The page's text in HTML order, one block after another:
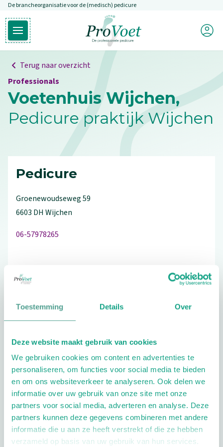
Toestemming Details Over
Deze website maakt gebruik van cookies
We gebruiken cookies om content en advertenties te
personaliseren, om functies voor social media te bieden
en om ons websiteverkeer te analyseren. Ook delen we
informatie over uw gebruik van onze site met onze
partners voor social media, adverteren en analyse. Deze
partners kunnen deze gegevens combineren met andere
informatie die u aan ze heeft verstrekt of die ze hebben
verzameld op basis van uw gebruik van hun services.
Overslaan en naar de inhoud gaan
De brancheorganisatie voor de (medisch) pedicure
Open hoofdmenu
Ga naar de homepagina
Mijn
Terug naar overzicht
Professionals
Voetenhuis Wijchen,
Pedicure praktijk Wijchen
Pedicure
Groenewoudseweg59
6603 DH Wijchen
06-57978265
Schrijf ook een review
Extra opties